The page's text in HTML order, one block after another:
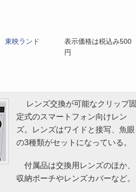
東映ランド
表示価格は税込み500
円
レンズ交換が可能なクリップ固
定式のスマートフォン向けレン
ズ。レンズはワイドと接写、魚眼
の3種類がセットになっている。
付属品は交換用レンズのほか、
収納ポーチやレンズカバーなど。